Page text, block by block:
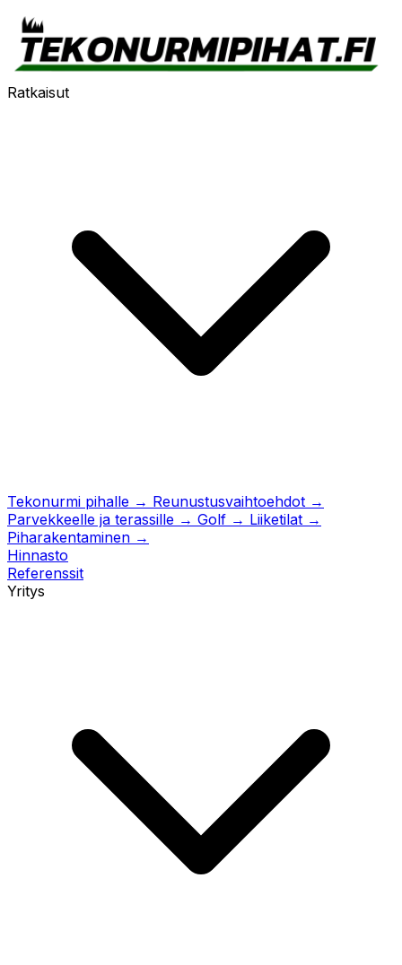
Ratkaisut
Tekonurmi pihalle → Reunustusvaihtoehdot →
Parvekkeelle ja terassille → Golf → Liiketilat →
Piharakentaminen →
Hinnasto
Referenssit
Yritys